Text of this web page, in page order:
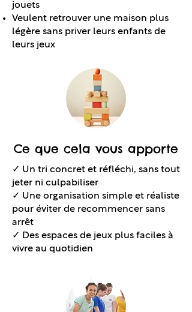
jouets
Veulent retrouver une maison plus
légère sans priver leurs enfants de
leurs jeux
Ce que cela vous apporte
✓ Un tri concret et réfléchi, sans tout
jeter ni culpabiliser
✓ Une organisation simple et réaliste
pour éviter de recommencer sans
arrêt
✓ Des espaces de jeux plus faciles à
vivre au quotidien